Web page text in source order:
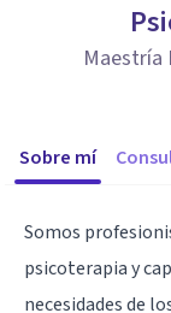
Maestría
Sobre mí
Somos
psicoterapia y
necesidades de